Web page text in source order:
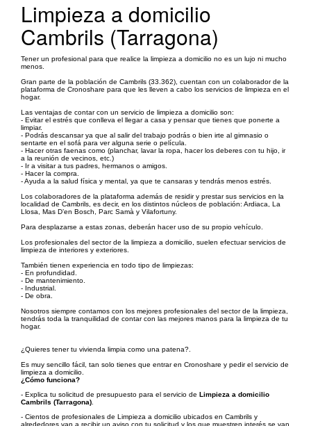
Limpieza a domicilio
Cambrils (Tarragona)
Tener un profesional para que realice la limpieza a domicilio no es un lujo ni mucho
menos.
Gran parte de la población de Cambrils (33.362), cuentan con un colaborador de la
plataforma de Cronoshare para que les lleven a cabo los servicios de limpieza en el
hogar.
Las ventajas de contar con un servicio de limpieza a domicilio son:
- Evitar el estrés que conlleva el llegar a casa y pensar que tienes que ponerte a
limpiar.
- Podrás descansar ya que al salir del trabajo podrás o bien irte al gimnasio o
sentarte en el sofá para ver alguna serie o película.
- Hacer otras faenas como (planchar, lavar la ropa, hacer los deberes con tu hijo, ir
a la reunión de vecinos, etc.)
- Ir a visitar a tus padres, hermanos o amigos.
- Hacer la compra.
- Ayuda a la salud física y mental, ya que te cansaras y tendrás menos estrés.
Los colaboradores de la plataforma además de residir y prestar sus servicios en la
localidad de Cambrils, es decir, en los distintos núcleos de población: Ardiaca, La
Llosa, Mas D’en Bosch, Parc Samà y Vilafortuny.
Para desplazarse a estas zonas, deberán hacer uso de su propio vehículo.
Los profesionales del sector de la limpieza a domicilio, suelen efectuar servicios de
limpieza de interiores y exteriores.
También tienen experiencia en todo tipo de limpiezas:
- En profundidad.
- De mantenimiento.
- Industrial.
- De obra.
Nosotros siempre contamos con los mejores profesionales del sector de la limpieza,
tendrás toda la tranquilidad de contar con las mejores manos para la limpieza de tu
hogar.
¿Quieres tener tu vivienda limpia como una patena?.
Es muy sencillo fácil, tan solo tienes que entrar en Cronoshare y pedir el servicio de
limpieza a domicilio.
¿Cómo funciona?
- Explica tu solicitud de presupuesto para el servicio de Limpieza a domicilio
Cambrils (Tarragona)
- Cientos de profesionales de Limpieza a domicilio ubicados en Cambrils y
alrededores van a recibir un aviso con tu solicitud y los que muestren interés se van